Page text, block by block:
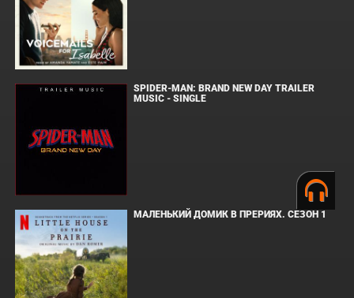
SPIDER-MAN: BRAND NEW DAY TRAILER
MUSIC - SINGLE
МАЛЕНЬКИЙ ДОМИК В ПРЕРИЯХ. СЕЗОН 1